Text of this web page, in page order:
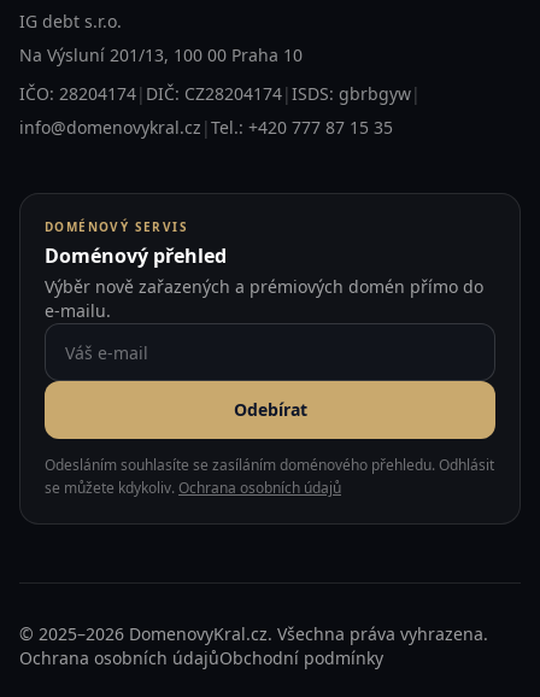
IG debt s.r.o.
Na Výsluní 201/13, 100 00 Praha 10
IČO: 28204174| DIČ: CZ28204174| ISDS: gbrbgyw|
info@domenovykral.cz | Tel.: +420 777 87 15 35
DOMÉNOVÝ SERVIS
Doménový přehled
Výběr nově zařazených a prémiových domén přímo do
e-mailu.
Odebírat
Odesláním souhlasíte se zasíláním doménového přehledu. Odhlásit
se můžete kdykoliv. Ochrana osobních údajů
© 2025–2026 DomenovyKral.cz. Všechna práva vyhrazena.
Ochrana osobních údajůObchodní podmínky